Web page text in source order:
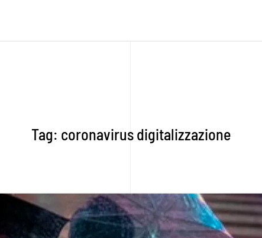
Tag: coronavirus digitalizzazione